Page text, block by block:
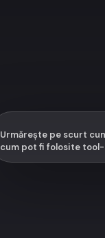
Urmărește pe scurt
cum pot fi folosite